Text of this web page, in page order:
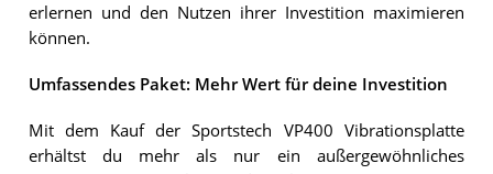
erlernen und den Nutzen ihrer Investition maximieren
können.
Umfassendes Paket: Mehr Wert für deine Investition
Mit dem Kauf der Sportstech VP400 Vibrationsplatte
erhältst du mehr als nur ein außergewöhnliches